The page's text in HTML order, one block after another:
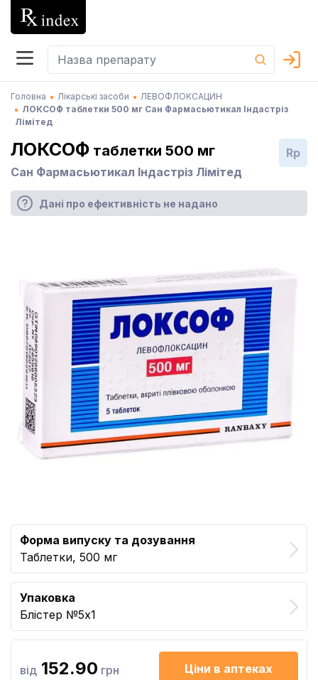
Головна Лікарські засоби
ЛЕВОФЛОКСАЦИН
ЛОКСОФ таблетки 500 мг Сан Фармасьютикал Індастріз
Лімітед
ЛОКСОФ таблетки 500 мг
Сан Фармасьютикал Індастріз Лімітед
Rp
Дані про ефективність не надано
Форма випуску та дозування
Таблетки, 500 мг
Упаковка
Блістер №5x1
від 152.90 грн Ціни в аптеках